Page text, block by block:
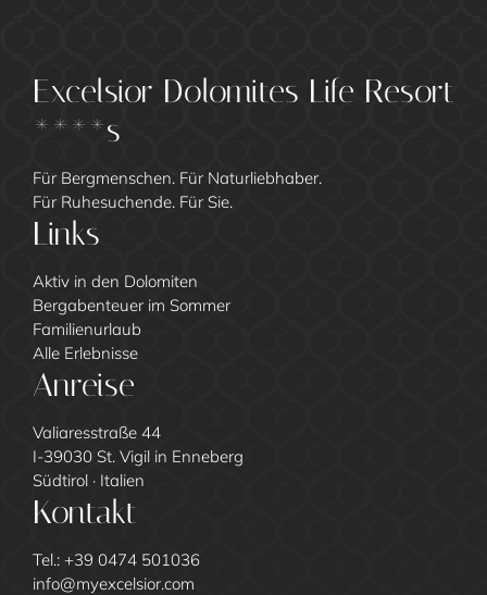
Excelsior Dolomites Life Resort
****s
Für Bergmenschen. Für Naturliebhaber.
Für Ruhesuchende. Für Sie.
Links
Aktiv in den Dolomiten
Bergabenteuer im Sommer
Familienurlaub
Alle Erlebnisse
Anreise
Valiaresstraße 44
I-39030 St. Vigil in Enneberg
Südtirol · Italien
Kontakt
Tel.: +39 0474 501036
info@myexcelsior.com